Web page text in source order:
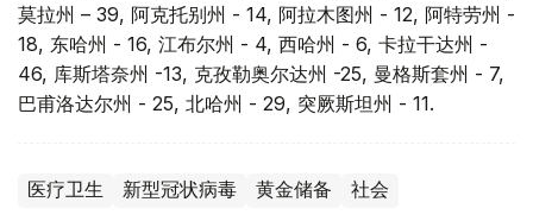
莫拉州 – 39, 阿克托别州 - 14, 阿拉木图州 - 12, 阿特劳州 -
18, 东哈州 - 16, 江布尔州 - 4, 西哈州 - 6, 卡拉干达州 -
46, 库斯塔奈州 -13, 克孜勒奥尔达州 -25, 曼格斯套州 - 7,
巴甫洛达尔州 - 25, 北哈州 - 29, 突厥斯坦州 - 11.
医疗卫生 新型冠状病毒 黄金储备 社会